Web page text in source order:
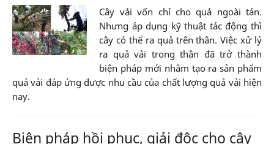
Cây vải vốn chỉ cho quả ngoài tán.
Nhưng áp dụng kỹ thuật tác động thì
cây có thể ra quả trên thân. Việc xử lý
ra quả vải trong thân đã trở thành
biện pháp mới nhằm tạo ra sản phẩm
quả vải đáp ứng được nhu cầu của chất lượng quả vải hiện
nay.
Biện pháp hồi phục, giải độc cho cây